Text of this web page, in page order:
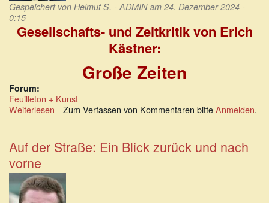
Gespeichert von Helmut S. - ADMINam 24. Dezember 2024 -
0:15
Gesellschafts- und Zeitkritik von Erich
Kästner:
Große Zeiten
Forum:
Feuilleton + Kunst
Weiterlesen über
und
Zeitkritik
von
Kästner:
Große
Zeiten
Zum Verfassen von Kommentaren bitteAnmelden.
Auf der Straße: Ein Blick zurück und nach
vorne